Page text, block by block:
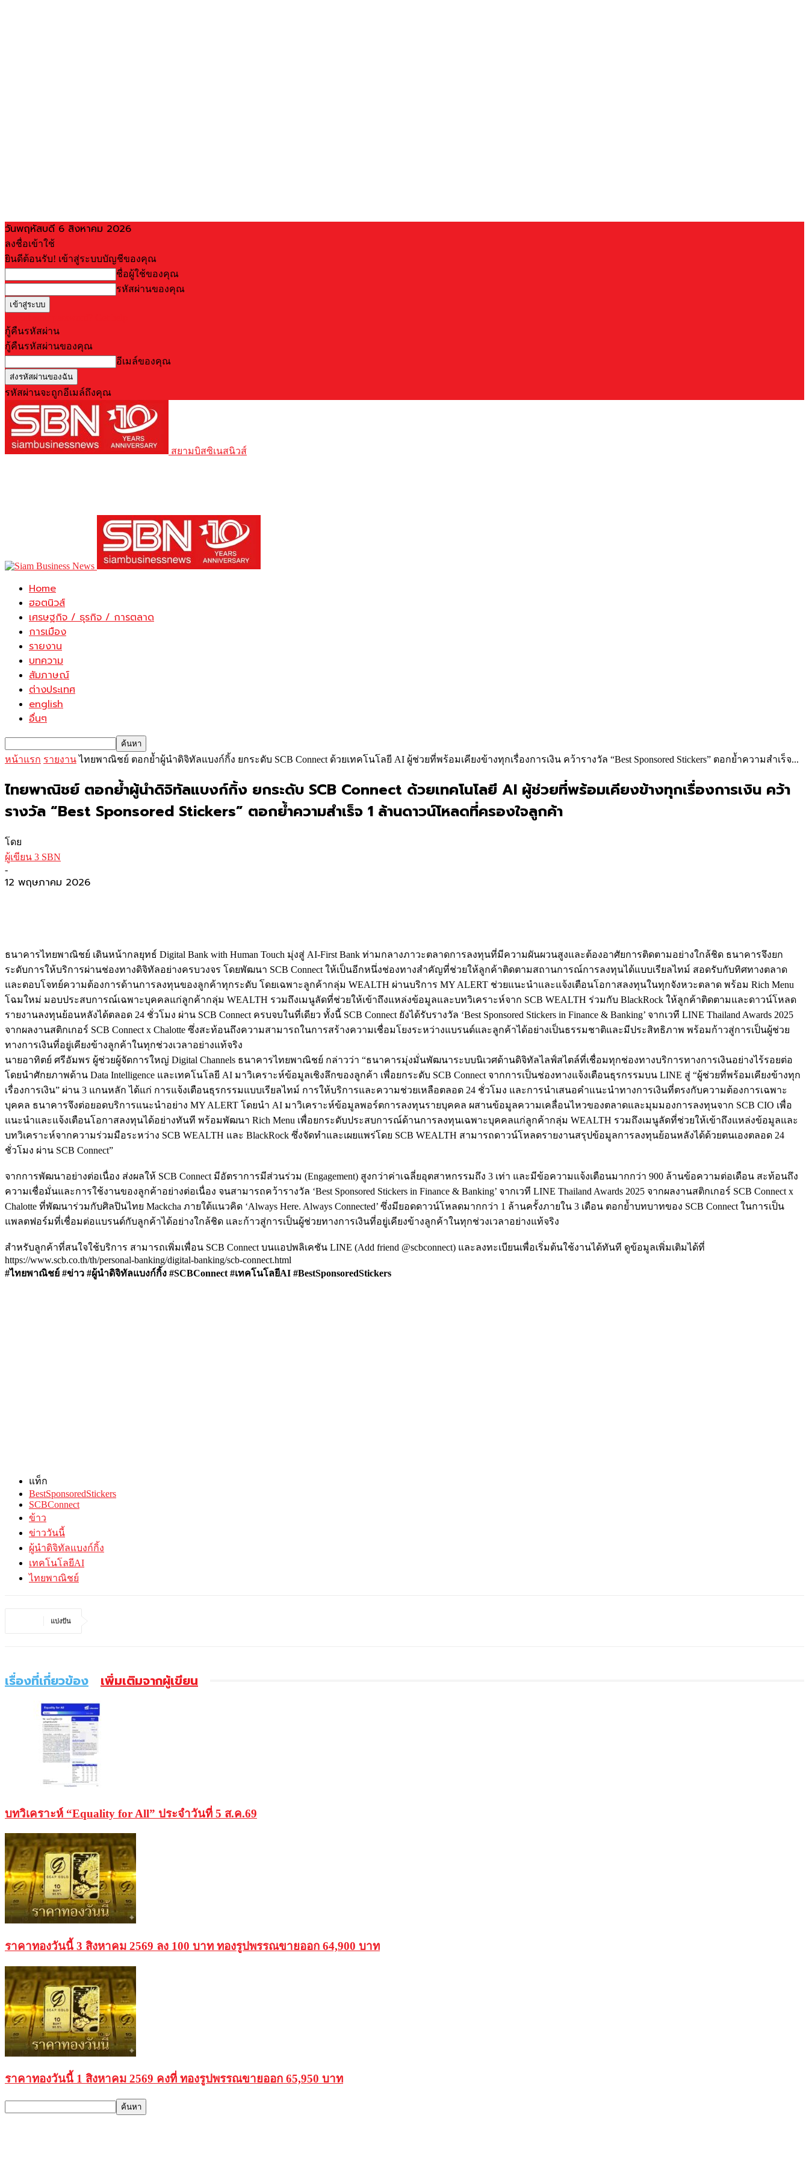
วันพฤหัสบดี 6 สิงหาคม 2026
ลงชื่อเข้าใช้
ยินดีต้อนรับ! เข้าสู่ระบบบัญชีของคุณ
ชื่อผู้ใช้ของคุณ
รหัสผ่านของคุณ
กู้คืนรหัสผ่าน
กู้คืนรหัสผ่านของคุณ
อีเมล์ของคุณ
รหัสผ่านจะถูกอีเมล์ถึงคุณ
สยามบิสซิเนสนิวส์
Home
ฮอตนิวส์
เศรษฐกิจ / ธุรกิจ / การตลาด
การเมือง
รายงาน
บทความ
สัมภาษณ์
ต่างประเทศ
english
อื่นๆ
หน้าแรก รายงาน ไทยพาณิชย์ ตอกย้ำผู้นำดิจิทัลแบงก์กิ้ง ยกระดับ SCB Connect ด้วยเทคโนโลยี AI ผู้ช่วยที่พร้อมเคียงข้างทุกเรื่องการเงิน คว้ารางวัล “Best Sponsored Stickers” ตอกย้ำความสำเร็จ...
ไทยพาณิชย์ ตอกย้ำผู้นำดิจิทัลแบงก์กิ้ง ยกระดับ SCB Connect ด้วยเทคโนโลยี AI ผู้ช่วยที่พร้อมเคียงข้างทุกเรื่องการเงิน คว้า
รางวัล “Best Sponsored Stickers” ตอกย้ำความสำเร็จ 1 ล้านดาวน์โหลดที่ครองใจลูกค้า
โดย
ผู้เขียน 3 SBN
-
12 พฤษภาคม 2026
ธนาคารไทยพาณิชย์ เดินหน้ากลยุทธ์ Digital Bank with Human Touch มุ่งสู่ AI-First Bank ท่ามกลางภาวะตลาดการลงทุนที่มีความผันผวนสูงและต้องอาศัยการติดตามอย่างใกล้ชิด ธนาคารจึงยก
ระดับการให้บริการผ่านช่องทางดิจิทัลอย่างครบวงจร โดยพัฒนา SCB Connect ให้เป็นอีกหนึ่งช่องทางสำคัญที่ช่วยให้ลูกค้าติดตามสถานการณ์การลงทุนได้แบบเรียลไทม์ สอดรับกับทิศทางตลาด
และตอบโจทย์ความต้องการด้านการลงทุนของลูกค้าทุกระดับ โดยเฉพาะลูกค้ากลุ่ม WEALTH ผ่านบริการ MY ALERT ช่วยแนะนำและแจ้งเตือนโอกาสลงทุนในทุกจังหวะตลาด พร้อม Rich Menu
โฉมใหม่ มอบประสบการณ์เฉพาะบุคคลแก่ลูกค้ากลุ่ม WEALTH รวมถึงเมนูลัดที่ช่วยให้เข้าถึงแหล่งข้อมูลและบทวิเคราะห์จาก SCB WEALTH ร่วมกับ BlackRock ให้ลูกค้าติดตามและดาวน์โหลด
รายงานลงทุนย้อนหลังได้ตลอด 24 ชั่วโมง ผ่าน SCB Connect ครบจบในที่เดียว ทั้งนี้ SCB Connect ยังได้รับรางวัล ‘Best Sponsored Stickers in Finance & Banking’ จากเวที LINE Thailand Awards 2025
จากผลงานสติกเกอร์ SCB Connect x Chalotte ซึ่งสะท้อนถึงความสามารถในการสร้างความเชื่อมโยงระหว่างแบรนด์และลูกค้าได้อย่างเป็นธรรมชาติและมีประสิทธิภาพ พร้อมก้าวสู่การเป็นผู้ช่วย
ทางการเงินที่อยู่เคียงข้างลูกค้าในทุกช่วงเวลาอย่างแท้จริง
นายอาทิตย์ ศรีอัมพร ผู้ช่วยผู้จัดการใหญ่ Digital Channels ธนาคารไทยพาณิชย์ กล่าวว่า “ธนาคารมุ่งมั่นพัฒนาระบบนิเวศด้านดิจิทัลไลฟ์สไตล์ที่เชื่อมทุกช่องทางบริการทางการเงินอย่างไร้รอยต่อ
โดยนำศักยภาพด้าน Data Intelligence และเทคโนโลยี AI มาวิเคราะห์ข้อมูลเชิงลึกของลูกค้า เพื่อยกระดับ SCB Connect จากการเป็นช่องทางแจ้งเตือนธุรกรรมบน LINE สู่ “ผู้ช่วยที่พร้อมเคียงข้างทุก
เรื่องการเงิน” ผ่าน 3 แกนหลัก ได้แก่ การแจ้งเตือนธุรกรรมแบบเรียลไทม์ การให้บริการและความช่วยเหลือตลอด 24 ชั่วโมง และการนำเสนอคำแนะนำทางการเงินที่ตรงกับความต้องการเฉพาะ
บุคคล ธนาคารจึงต่อยอดบริการแนะนำอย่าง MY ALERT โดยนำ AI มาวิเคราะห์ข้อมูลพอร์ตการลงทุนรายบุคคล ผสานข้อมูลความเคลื่อนไหวของตลาดและมุมมองการลงทุนจาก SCB CIO เพื่อ
แนะนำและแจ้งเตือนโอกาสลงทุนได้อย่างทันที พร้อมพัฒนา Rich Menu เพื่อยกระดับประสบการณ์ด้านการลงทุนเฉพาะบุคคลแก่ลูกค้ากลุ่ม WEALTH รวมถึงเมนูลัดที่ช่วยให้เข้าถึงแหล่งข้อมูลและ
บทวิเคราะห์จากความร่วมมือระหว่าง SCB WEALTH และ BlackRock ซึ่งจัดทำและเผยแพร่โดย SCB WEALTH สามารถดาวน์โหลดรายงานสรุปข้อมูลการลงทุนย้อนหลังได้ด้วยตนเองตลอด 24
ชั่วโมง ผ่าน SCB Connect”
จากการพัฒนาอย่างต่อเนื่อง ส่งผลให้ SCB Connect มีอัตราการมีส่วนร่วม (Engagement) สูงกว่าค่าเฉลี่ยอุตสาหกรรมถึง 3 เท่า และมีข้อความแจ้งเตือนมากกว่า 900 ล้านข้อความต่อเดือน สะท้อนถึง
ความเชื่อมั่นและการใช้งานของลูกค้าอย่างต่อเนื่อง จนสามารถคว้ารางวัล ‘Best Sponsored Stickers in Finance & Banking’ จากเวที LINE Thailand Awards 2025 จากผลงานสติกเกอร์ SCB Connect x
Chalotte ที่พัฒนาร่วมกับศิลปินไทย Mackcha ภายใต้แนวคิด ‘Always Here. Always Connected’ ซึ่งมียอดดาวน์โหลดมากกว่า 1 ล้านครั้งภายใน 3 เดือน ตอกย้ำบทบาทของ SCB Connect ในการเป็น
แพลตฟอร์มที่เชื่อมต่อแบรนด์กับลูกค้าได้อย่างใกล้ชิด และก้าวสู่การเป็นผู้ช่วยทางการเงินที่อยู่เคียงข้างลูกค้าในทุกช่วงเวลาอย่างแท้จริง
สำหรับลูกค้าที่สนใจใช้บริการ สามารถเพิ่มเพื่อน SCB Connect บนแอปพลิเคชัน LINE (Add friend @scbconnect) และลงทะเบียนเพื่อเริ่มต้นใช้งานได้ทันที ดูข้อมูลเพิ่มเติมได้ที่
https://www.scb.co.th/th/personal-banking/digital-banking/scb-connect.html
#ไทยพาณิชย์ #ข่าว #ผู้นำดิจิทัลแบงก์กิ้ง #SCBConnect #เทคโนโลยีAI #BestSponsoredStickers
แท็ก
BestSponsoredStickers
SCBConnect
ข้าว
ข่าววันนี้
ผู้นำดิจิทัลแบงก์กิ้ง
เทคโนโลยีAI
ไทยพาณิชย์
แบ่งปัน
เรื่องที่เกี่ยวข้อง เพิ่มเติมจากผู้เขียน
บทวิเคราะห์ “Equality for All” ประจำวันที่ 5 ส.ค.69
ราคาทองวันนี้ 3 สิงหาคม 2569 ลง 100 บาท ทองรูปพรรณขายออก 64,900 บาท
ราคาทองวันนี้ 1 สิงหาคม 2569 คงที่ ทองรูปพรรณขายออก 65,950 บาท